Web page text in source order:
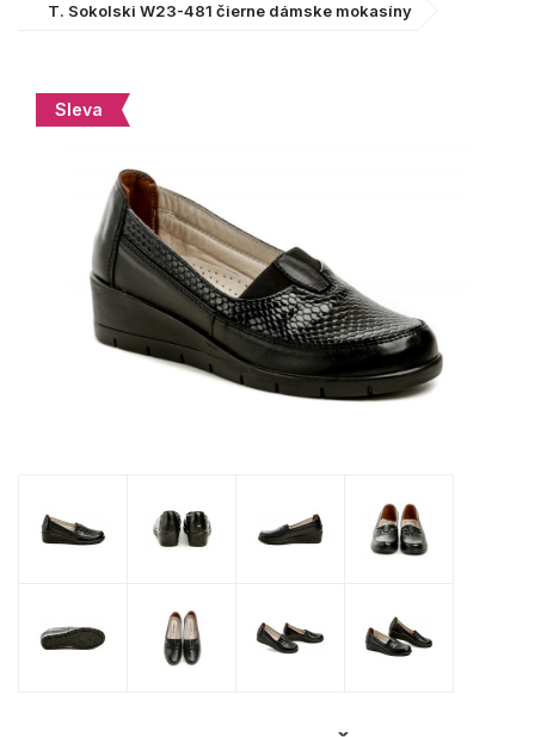
T. Sokolski W23-481 čierne dámske mokasíny
Sleva